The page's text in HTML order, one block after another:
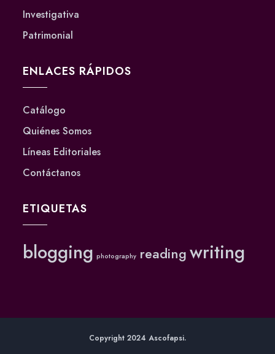
Investigativa
Patrimonial
ENLACES RÁPIDOS
Catálogo
Quiénes Somos
Líneas Editoriales
Contáctanos
ETIQUETAS
blogging photography reading writing
Copyright 2024 Ascofapsi.